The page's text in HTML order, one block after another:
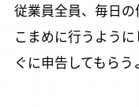
従業員全員、毎日
こまめに行うよう
ぐに申告してもらう